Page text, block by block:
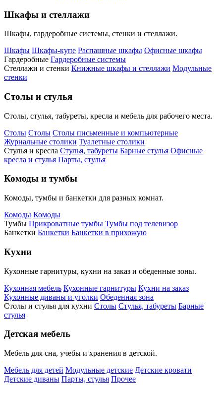
Шкафы и стеллажи
Шкафы, гардеробные системы, стенки и стеллажи.
Шкафы Шкафы-купе Распашные шкафы Офисные шкафы
Гардеробные Гардеробные системы
Стеллажи и стенки Книжные шкафы и стеллажи Модульные
стенки
Столы и стулья
Столы, стулья, табуреты, кресла и мебель для рабочего места.
Столы Столы Столы письменные и компьютерные
Журнальные столики Туалетные столики
Стулья и кресла Стулья, табуреты Барные стулья Офисные
кресла и стулья Парты, стулья
Комоды и тумбы
Комоды, тумбы и банкетки для разных комнат.
Комоды Комоды
Тумбы Прикроватные тумбы Тумбы под телевизор
Банкетки Банкетки Банкетки в прихожую
Кухни
Кухонные гарнитуры, кухни на заказ и обеденные зоны.
Кухонная мебель Кухонные гарнитуры Кухни на заказ
Кухонные диваны и уголки Обеденная зона
Столы и стулья для кухни Столы Стулья, табуреты Барные
стулья
Детская мебель
Мебель для сна, учебы и хранения в детской.
Мебель для детей Модульные детские Детские кровати
Детские диваны Парты, стулья Прочее